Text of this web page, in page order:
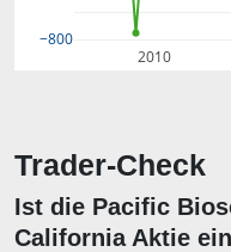
2010
−800
Trader-Check
Ist die Pacific
California Aktie